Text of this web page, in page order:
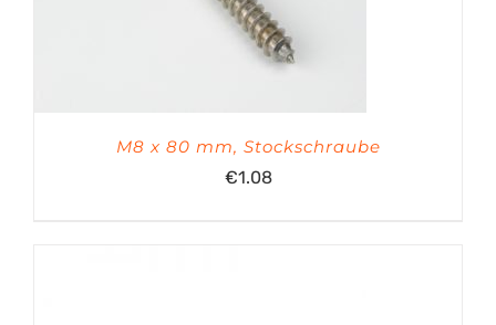
M8 x 80 mm, Stockschraube
€1.08